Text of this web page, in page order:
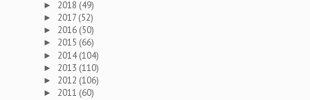
► 2018 (49)
► 2017 (52)
► 2016 (50)
► 2015 (66)
► 2014(104)
► 2013 (110)
► 2012 (106)
► 2011 (60)